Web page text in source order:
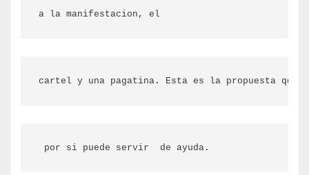
a la manifestacion, el
cartel y una pagatina. Esta es la propuesta qque
por si puede servir  de ayuda.